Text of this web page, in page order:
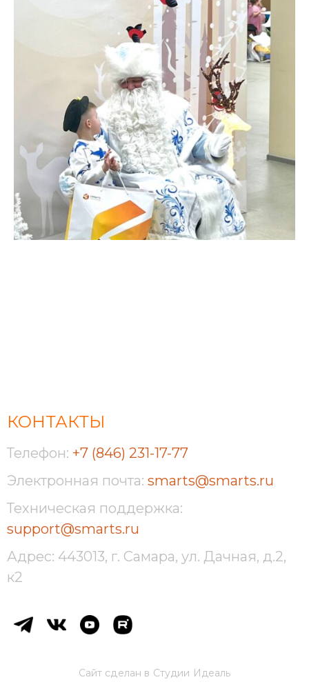
КОНТАКТЫ
Телефон: +7 (846) 231-17-77
Электронная почта: smarts@smarts.ru
Техническая поддержка:
support@smarts.ru
Адрес: 443013, г. Самара, ул. Дачная, д.2,
к2
Сайт сделан в Студии Идеаль